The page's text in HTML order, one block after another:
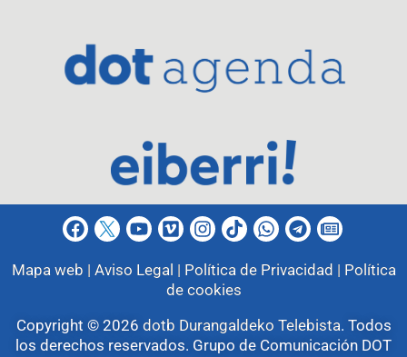
Mapa web | Aviso Legal | Política de Privacidad | Política
de cookies
Copyright © 2026 dotb Durangaldeko Telebista. Todos
los derechos reservados. Grupo de Comunicación DOT